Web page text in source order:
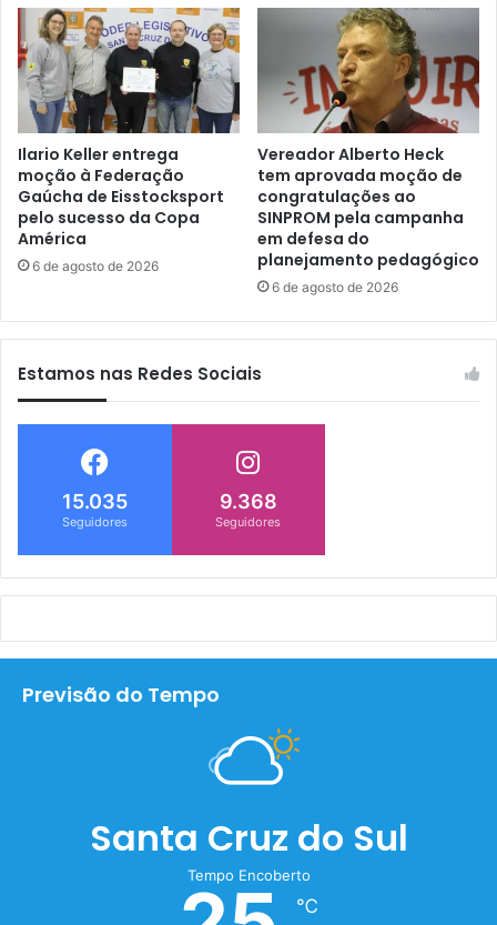
Ilario Keller entrega
moção à Federação
Gaúcha de Eisstocksport
pelo sucesso da Copa
América
6 de agosto de 2026
Vereador Alberto Heck
tem aprovada moção de
congratulações ao
SINPROM pela campanha
em defesa do
planejamento pedagógico
6 de agosto de 2026
Estamos nas Redes Sociais
15.035
Seguidores
9.368
Seguidores
Previsão do Tempo
Santa Cruz do Sul
Tempo Encoberto
℃